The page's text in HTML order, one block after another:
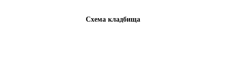
Схема кладбища